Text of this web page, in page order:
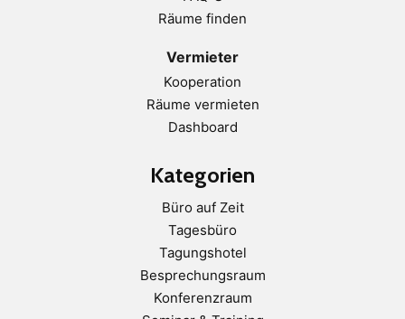
Räume finden
Vermieter
Kooperation
Räume vermieten
Dashboard
Kategorien
Büro auf Zeit
Tagesbüro
Tagungshotel
Besprechungsraum
Konferenzraum